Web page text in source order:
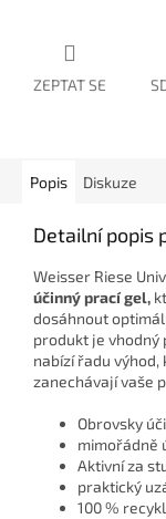
ZEPTAT SE
Popis Diskuze
Detailní popis
Weisser Riese
účinný prací gel,
dosáhnout
produkt je vhodný
nabízí řadu
zanechávají vaše
Obrovsky
mimořádně
Aktivní za
praktický
100 %